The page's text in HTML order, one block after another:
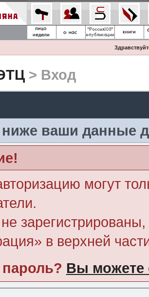
> Вход
ваши данные
могут
в верхней
Вы можете